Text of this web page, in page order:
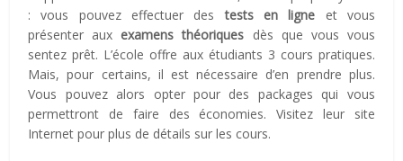
: vous pouvez effectuer destests en ligne et vous
présenter aux examens théoriques dès que vous vous
sentez prêt. L’école offre aux étudiants 3 cours pratiques.
Mais, pour certains, il est nécessaire d’en prendre plus.
Vous pouvez alors opter pour des packages qui vous
permettront de faire des économies. Visitez leur site
Internet pour plus de détails sur les cours.